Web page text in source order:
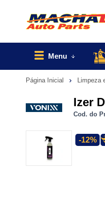
Menu
Página Inicial Limpeza
Izer
Cod. do
-12%